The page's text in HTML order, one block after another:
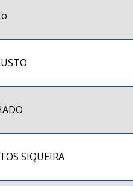
SIQUEIRA